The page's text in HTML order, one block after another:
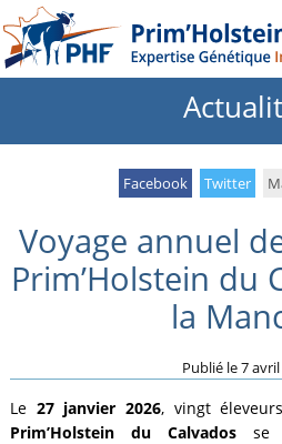
Facebook Twitter
Voyage annuel
Prim’Holstein du
la
Publié le7
Le 27 janvier 2026, vingt
Prim’Holstein du Calvadosse